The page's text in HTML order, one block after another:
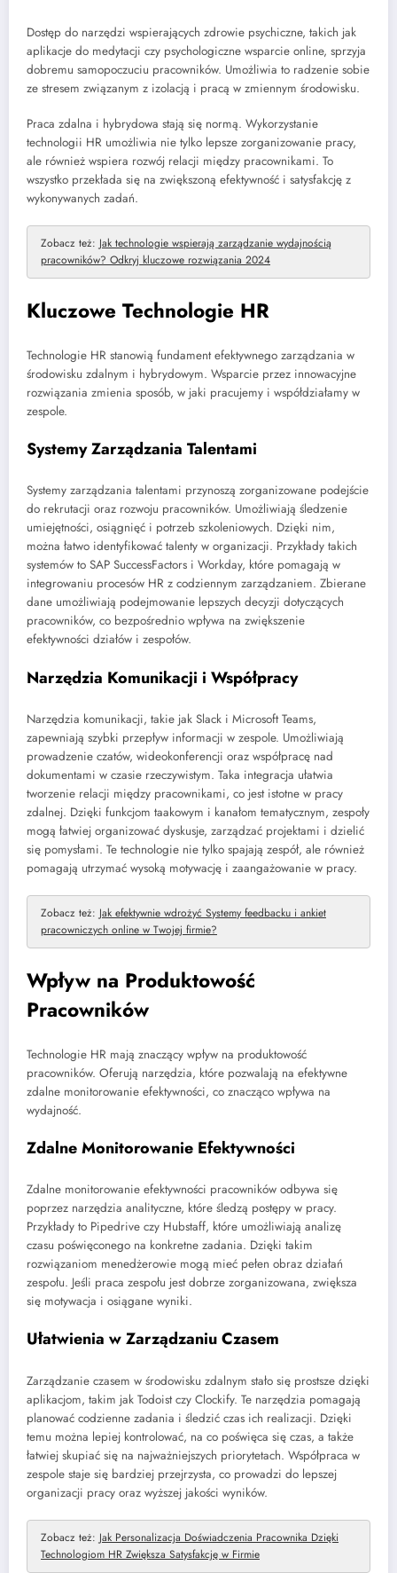
Dostęp do narzędzi wspierających zdrowie psychiczne, takich jak
aplikacje do medytacji czy psychologiczne wsparcie online, sprzyja
dobremu samopoczuciu pracowników. Umożliwia to radzenie sobie
ze stresem związanym z izolacją i pracą w zmiennym środowisku.
Praca zdalna i hybrydowa stają się normą. Wykorzystanie
technologii HR umożliwia nie tylko lepsze zorganizowanie pracy,
ale również wspiera rozwój relacji między pracownikami. To
wszystko przekłada się na zwiększoną efektywność i satysfakcję z
wykonywanych zadań.
Zobacz też: Jak technologie wspierają zarządzanie wydajnością
pracowników? Odkryj kluczowe rozwiązania 2024
Kluczowe Technologie HR
Technologie HR stanowią fundament efektywnego zarządzania w
środowisku zdalnym i hybrydowym. Wsparcie przez innowacyjne
rozwiązania zmienia sposób, w jaki pracujemy i współdziałamy w
zespole.
Systemy Zarządzania Talentami
Systemy zarządzania talentami przynoszą zorganizowane podejście
do rekrutacji oraz rozwoju pracowników. Umożliwiają śledzenie
umiejętności, osiągnięć i potrzeb szkoleniowych. Dzięki nim,
można łatwo identyfikować talenty w organizacji. Przykłady takich
systemów to SAP SuccessFactors i Workday, które pomagają w
integrowaniu procesów HR z codziennym zarządzaniem. Zbierane
dane umożliwiają podejmowanie lepszych decyzji dotyczących
pracowników, co bezpośrednio wpływa na zwiększenie
efektywności działów i zespołów.
Narzędzia Komunikacji i Współpracy
Narzędzia komunikacji, takie jak Slack i Microsoft Teams,
zapewniają szybki przepływ informacji w zespole. Umożliwiają
prowadzenie czatów, wideokonferencji oraz współpracę nad
dokumentami w czasie rzeczywistym. Taka integracja ułatwia
tworzenie relacji między pracownikami, co jest istotne w pracy
zdalnej. Dzięki funkcjom taakowym i kanałom tematycznym, zespoły
mogą łatwiej organizować dyskusje, zarządzać projektami i dzielić
się pomysłami. Te technologie nie tylko spajają zespół, ale również
pomagają utrzymać wysoką motywację i zaangażowanie w pracy.
Zobacz też: Jak efektywnie wdrożyć Systemy feedbacku i ankiet
pracowniczych online w Twojej firmie?
Wpływ na Produktowość
Pracowników
Technologie HR mają znaczący wpływ na produktowość
pracowników. Oferują narzędzia, które pozwalają na efektywne
zdalne monitorowanie efektywności, co znacząco wpływa na
wydajność.
Zdalne Monitorowanie Efektywności
Zdalne monitorowanie efektywności pracowników odbywa się
poprzez narzędzia analityczne, które śledzą postępy w pracy.
Przykłady to Pipedrive czy Hubstaff, które umożliwiają analizę
czasu poświęconego na konkretne zadania. Dzięki takim
rozwiązaniom menedżerowie mogą mieć pełen obraz działań
zespołu. Jeśli praca zespołu jest dobrze zorganizowana, zwiększa
się motywacja i osiągane wyniki.
Ułatwienia w Zarządzaniu Czasem
Zarządzanie czasem w środowisku zdalnym stało się prostsze dzięki
aplikacjom, takim jak Todoist czy Clockify. Te narzędzia pomagają
planować codzienne zadania i śledzić czas ich realizacji. Dzięki
temu można lepiej kontrolować, na co poświęca się czas, a także
łatwiej skupiać się na najważniejszych priorytetach. Współpraca w
zespole staje się bardziej przejrzysta, co prowadzi do lepszej
organizacji pracy oraz wyższej jakości wyników.
Zobacz też: Jak Personalizacja Doświadczenia Pracownika Dzięki
Technologiom HR Zwiększa Satysfakcję w Firmie